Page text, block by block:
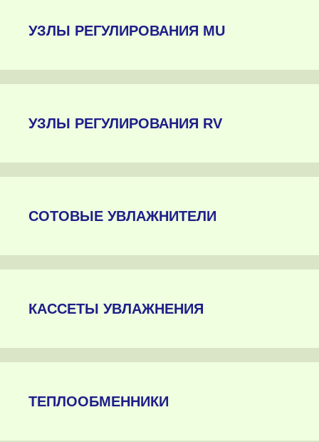
УЗЛЫ РЕГУЛИРОВАНИЯ MU
УЗЛЫ РЕГУЛИРОВАНИЯ RV
СОТОВЫЕ УВЛАЖНИТЕЛИ
КАССЕТЫ УВЛАЖНЕНИЯ
ТЕПЛООБМЕННИКИ